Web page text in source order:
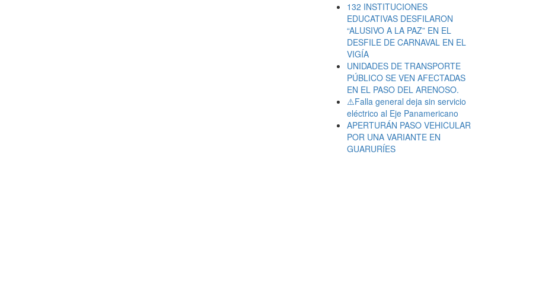
132 INSTITUCIONES
EDUCATIVAS DESFILARON
“ALUSIVO A LA PAZ” EN EL
DESFILE DE CARNAVAL EN EL
VIGÍA
UNIDADES DE TRANSPORTE
PÚBLICO SE VEN AFECTADAS
EN EL PASO DEL ARENOSO.
⚠️Falla general deja sin servicio
eléctrico al Eje Panamericano
APERTURÁN PASO VEHICULAR
POR UNA VARIANTE EN
GUARURÍES